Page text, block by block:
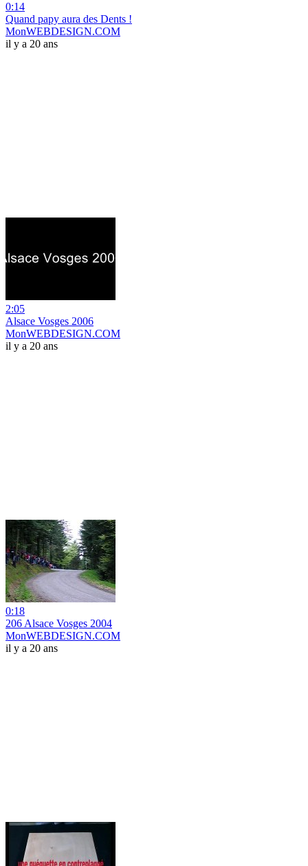
0:14
Quand papy aura des Dents !
MonWEBDESIGN.COM
il y a 20 ans
2:05
Alsace Vosges 2006
MonWEBDESIGN.COM
il y a 20 ans
0:18
206 Alsace Vosges 2004
MonWEBDESIGN.COM
il y a 20 ans